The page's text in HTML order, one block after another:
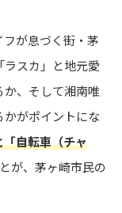
が息づく街・茅
スカ」と地元愛
か、そして湘南唯
かがポイントにな
自転車（チャ
が、茅ヶ崎市民の